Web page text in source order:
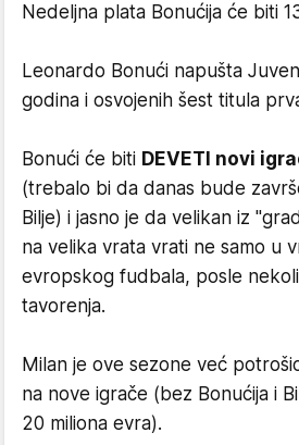
Nedeljna plata Bonućija će biti
Leonardo Bonući napušta
godina i osvojenih šest titula
Bonući će biti DEVETI novi
(trebalo bi da danas bude
Bilje) i jasno je da velikan iz
na velika vrata vrati ne samo u
evropskog fudbala, posle
tavorenja.
Milan je ove sezone već
na nove igrače (bez Bonućija i
20 miliona evra).